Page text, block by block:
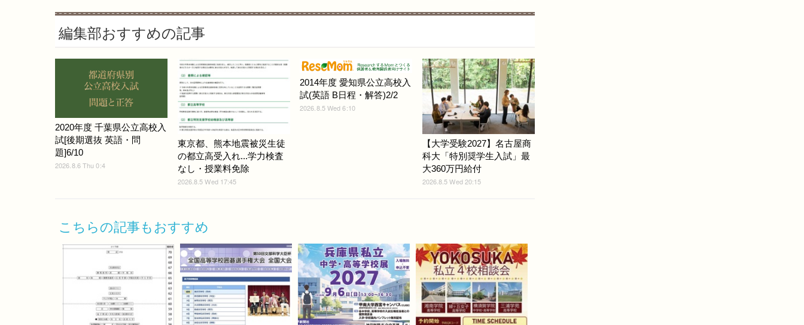
編集部おすすめの記事
2020年度 千葉県公立高校入
試[後期選抜 英語・問
題]6/10
2026.8.6 Thu 0:4
東京都、熊本地震被災生徒
の都立高受入れ...学力検査
なし・授業料免除
2026.8.5 Wed 17:45
2014年度 愛知県公立高校入
試(英語 B日程・解答)2/2
2026.8.5 Wed 6:10
【大学受験2027】名古屋商
科大「特別奨学生入試」最
大360万円給付
2026.8.5 Wed 20:15
こちらの記事もおすすめ